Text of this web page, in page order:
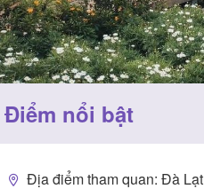
Điểm nổi bật
Địa điểm tham quan: Đà Lạt